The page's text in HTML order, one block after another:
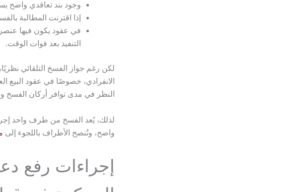
وجود بند تعاقدي واضح
إذا اقترنت المطالبة
في عقود يكون فيها
التنفيذ بعد فوات الوقت.
لكن رغم جواز الفسخ التلقائي
الانفرادي، خصوصًا في عقود البيع
النظر في مدى توافر أركان الفسخ
لذلك، يُعد الفسخ من طرف واحد
واضح، وتُنصح الأطراف باللجوء إلى
إجراءات رفع